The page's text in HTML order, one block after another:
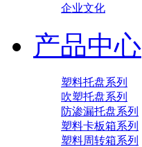
企业文化
产品中心
塑料托盘系列
吹塑托盘系列
防渗漏托盘系列
塑料卡板箱系列
塑料周转箱系列